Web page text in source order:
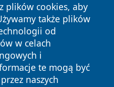
plików cookies, aby
także plików
od
w celach
i
te mogą być
naszych
Wszystkie prawa